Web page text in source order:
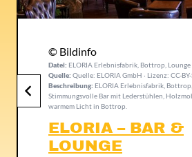
© Bildinfo
Datei: Bottroper Bier, Bottrop
Quelle: Quelle: Bottroper Bier GmbH, Ruhr
Lizenz:
Beschreibung:Bottroper Bier, Bottrop: ```html
Backsteinen in Bottrop, beschildert mit
BOTTROPER BIER